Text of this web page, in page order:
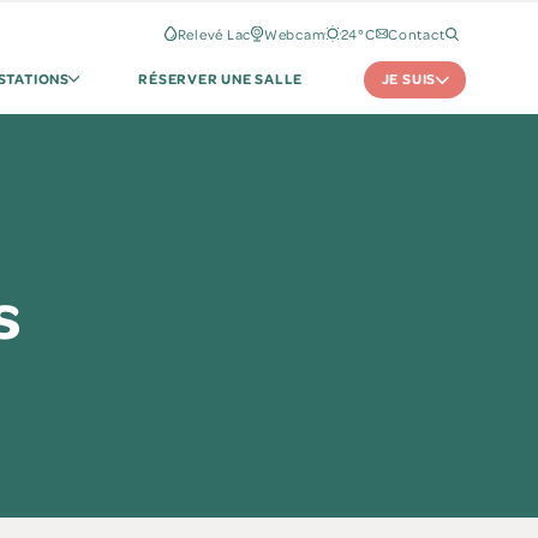
Relevé Lac Webcam 24°C Contact
RÉSERVER UNE SALLE JE SUIS